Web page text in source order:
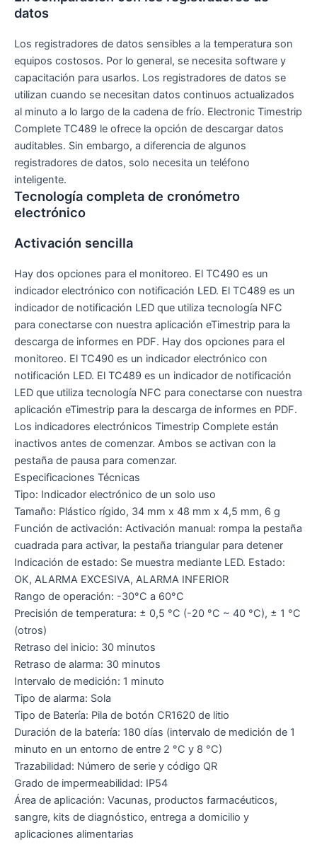
datos
Los registradores de datos sensibles a la temperatura son
equipos costosos. Por lo general, se necesita software y
capacitación para usarlos. Los registradores de datos se
utilizan cuando se necesitan datos continuos actualizados
al minuto a lo largo de la cadena de frío. Electronic Timestrip
Complete TC489 le ofrece la opción de descargar datos
auditables. Sin embargo, a diferencia de algunos
registradores de datos, solo necesita un teléfono
inteligente.
Tecnología completa de cronómetro
electrónico
Activación sencilla
Hay dos opciones para el monitoreo. El TC490 es un
indicador electrónico con notificación LED. El TC489 es un
indicador de notificación LED que utiliza tecnología NFC
para conectarse con nuestra aplicación eTimestrip para la
descarga de informes en PDF. Hay dos opciones para el
monitoreo. El TC490 es un indicador electrónico con
notificación LED. El TC489 es un indicador de notificación
LED que utiliza tecnología NFC para conectarse con nuestra
aplicación eTimestrip para la descarga de informes en PDF.
Los indicadores electrónicos Timestrip Complete están
inactivos antes de comenzar. Ambos se activan con la
pestaña de pausa para comenzar.
Especificaciones Técnicas
Tipo: Indicador electrónico de un solo uso
Tamaño: Plástico rígido, 34 mm x 48 mm x 4,5 mm, 6 g
Función de activación: Activación manual: rompa la pestaña
cuadrada para activar, la pestaña triangular para detener
Indicación de estado: Se muestra mediante LED. Estado:
OK, ALARMA EXCESIVA, ALARMA INFERIOR
Rango de operación: -30°C a 60°C
Precisión de temperatura: ± 0,5 °C (-20 °C ~ 40 °C), ± 1 °C
(otros)
Retraso del inicio: 30 minutos
Retraso de alarma: 30 minutos
Intervalo de medición: 1 minuto
Tipo de alarma: Sola
Tipo de Batería: Pila de botón CR1620 de litio
Duración de la batería: 180 días (intervalo de medición de 1
minuto en un entorno de entre 2 °C y 8 ​​°C)
Trazabilidad: Número de serie y código QR
Grado de impermeabilidad: IP54
Área de aplicación: Vacunas, productos farmacéuticos,
sangre, kits de diagnóstico, entrega a domicilio y
aplicaciones alimentarias